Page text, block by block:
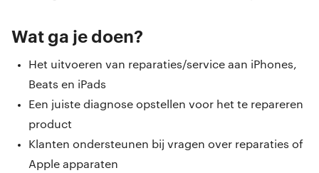
Wat ga je doen?
Het uitvoeren van reparaties/service aan iPhones,
Beats en iPads
Een juiste diagnose opstellen voor het te repareren
product
Klanten ondersteunen bij vragen over reparaties of
Apple apparaten